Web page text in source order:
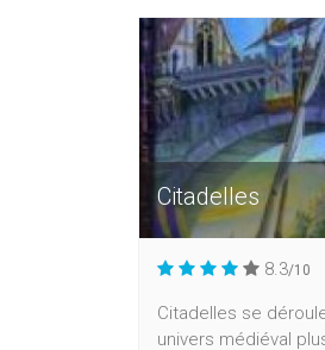
Citadelles
8.3/10
Citadelles se
univers médiéval